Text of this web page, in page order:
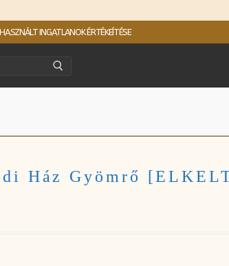
INGATLANOK ÉRTÉKEÍTÉSE
Ház Gyömrő